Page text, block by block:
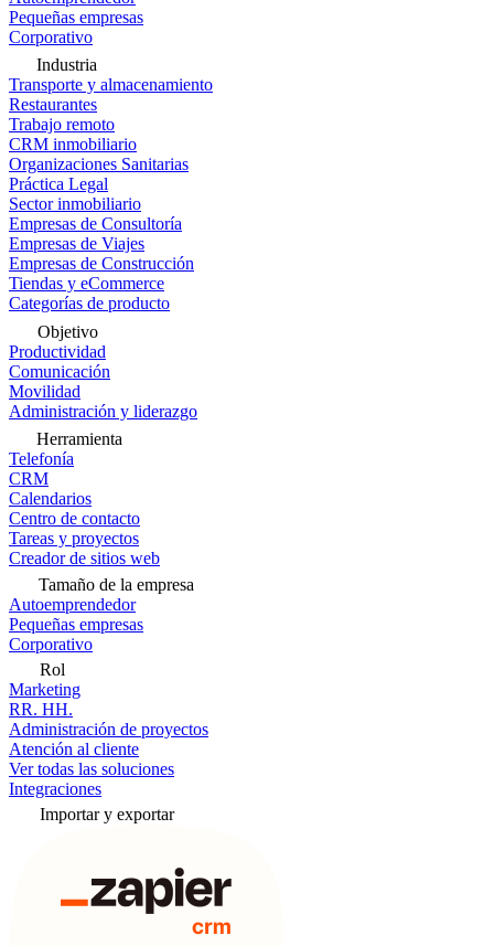
Pequeñas empresas
Corporativo
Industria
Transporte y almacenamiento
Restaurantes
Trabajo remoto
CRM inmobiliario
Organizaciones Sanitarias
Práctica Legal
Sector inmobiliario
Empresas de Consultoría
Empresas de Viajes
Empresas de Construcción
Tiendas y eCommerce
Categorías de producto
Objetivo
Productividad
Comunicación
Movilidad
Administración y liderazgo
Herramienta
Telefonía
CRM
Calendarios
Centro de contacto
Tareas y proyectos
Creador de sitios web
Tamaño de la empresa
Autoemprendedor
Pequeñas empresas
Corporativo
Rol
Marketing
RR. HH.
Administración de proyectos
Atención al cliente
Ver todas las soluciones
Integraciones
Importar y exportar